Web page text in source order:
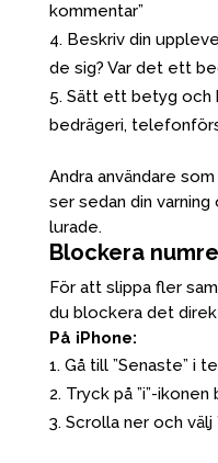
kommentar”
Beskriv din
de sig? Var det ett
Sätt ett betyg och
bedrägeri,
Andra användare
ser sedan din
lurade.
Blockera
För att slippa fler
du blockera det
På iPhone:
Gå till ”Senaste” i
Tryck på ”i”-
Scrolla ner och välj